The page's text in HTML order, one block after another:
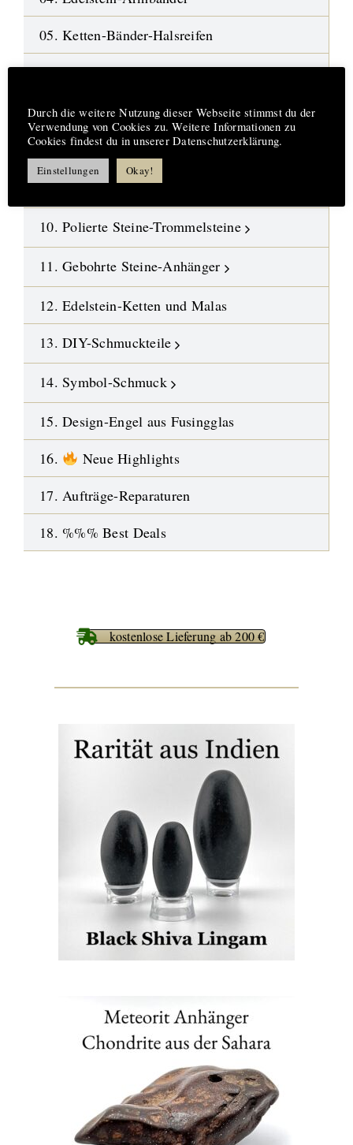
05. Ketten-Bänder-Halsreifen
06. Edelstein-Ohrringe
07. Mineralien-Rohsteine
08. Fossilien-Wüstensteine
09. Kristalle
10. Polierte Steine-Trommelsteine
11. Gebohrte Steine-Anhänger
12. Edelstein-Ketten und Malas
13. DIY-Schmuckteile
14. Symbol-Schmuck
15. Design-Engel aus Fusingglas
16.
Neue Highlights
17. Aufträge-Reparaturen
18. %%% Best Deals
kostenlose Lieferung ab 200 €
Durch die weitere Nutzung dieser Webseite stimmst du der
Verwendung von Cookies zu. Weitere Informationen zu
Cookies findest du in unserer Datenschutzerklärung.
Einstellungen Okay!